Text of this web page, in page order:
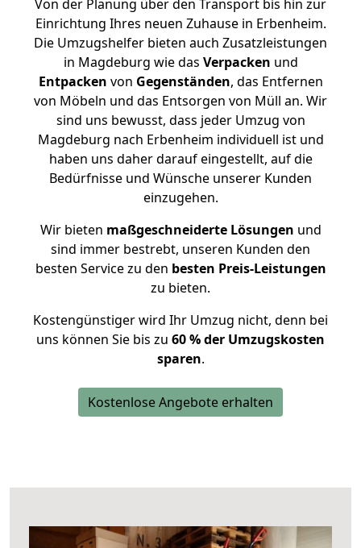
Von der Planung über den Transport bis hin zur
Einrichtung Ihres neuen Zuhause in Erbenheim.
Die Umzugshelfer bieten auch Zusatzleistungen
in Magdeburg wie das Verpacken und
Entpacken von Gegenständen, das Entfernen
von Möbeln und das Entsorgen von Müll an. Wir
sind uns bewusst, dass jeder Umzug von
Magdeburg nach Erbenheim individuell ist und
haben uns daher darauf eingestellt, auf die
Bedürfnisse und Wünsche unserer Kunden
einzugehen.
Wir bieten maßgeschneiderte Lösungen und
sind immer bestrebt, unseren Kunden den
besten Service zu den besten Preis-Leistungen
zu bieten.
Kostengünstiger wird Ihr Umzug nicht, denn bei
uns können Sie bis zu 60 % der Umzugskosten
sparen.
Kostenlose Angebote erhalten